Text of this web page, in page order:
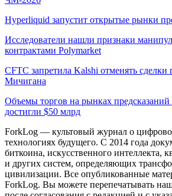
Hyperliquid запустит открытые рынки
Исследователи нашли признаки
контрактами Polymarket
CFTC запретила Kalshi отменять сделки
Мичигана
Объемы торгов на рынках
достигли $50 млрд
ForkLog — культовый журнал о
технологиях будущего. С 2014 года
биткоина, искусственного интеллекта,
и других систем, определяющих
цивилизации. Все опубликованные
ForkLog. Вы можете перепечатывать